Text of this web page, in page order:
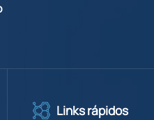
Links rápidos